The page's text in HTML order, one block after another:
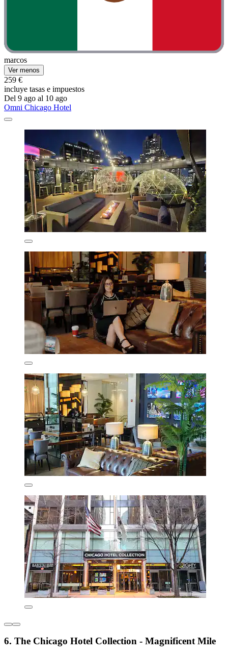
marcos
Ver menos
259 €
incluye tasas e impuestos
Del 9 ago al 10 ago
Omni Chicago Hotel
6. The Chicago Hotel Collection - Magnificent Mile